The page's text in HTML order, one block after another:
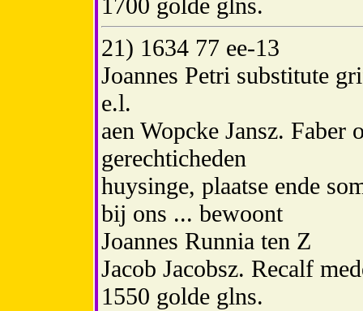
1700 golde glns.
21) 1634 77 ee-13
Joannes Petri substitute
e.l.
aen Wopcke Jansz. Faber
gerechticheden
huysinge, plaatse ende
bij ons ... bewoont
Joannes Runnia ten Z
Jacob Jacobsz. Recalf
1550 golde glns.